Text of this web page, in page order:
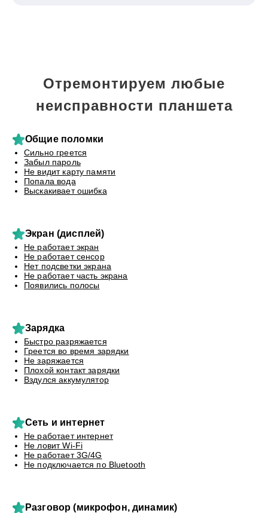
Отремонтируем любые
неисправности планшета
Общие поломки
Сильно греется
Забыл пароль
Не видит карту памяти
Попала вода
Выскакивает ошибка
Экран (дисплей)
Не работает экран
Не работает сенсор
Нет подсветки экрана
Не работает часть экрана
Появились полосы
Зарядка
Быстро разряжается
Греется во время зарядки
Не заряжается
Плохой контакт зарядки
Вздулся аккумулятор
Сеть и интернет
Не работает интернет
Не ловит Wi-Fi
Не работает 3G/4G
Не подключается по Bluetooth
Разговор (микрофон, динамик)